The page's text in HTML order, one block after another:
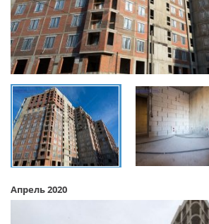
Апрель 2020